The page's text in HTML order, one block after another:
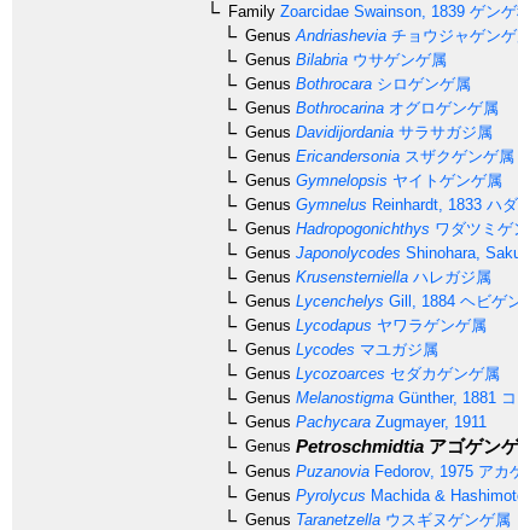
Family Zoarcidae Swainson, 1839 ゲン
Genus Andriashevia チョウジャゲン
Genus Bilabria ウサゲンゲ属
Genus Bothrocara シロゲンゲ属
Genus Bothrocarina オグロゲンゲ属
Genus Davidijordania サラサガジ属
Genus Ericandersonia スザクゲンゲ属
Genus Gymnelopsis ヤイトゲンゲ属
Genus Gymnelus Reinhardt, 1833 ハ
Genus Hadropogonichthys ワダツミゲ
Genus Japonolycodes Shinohara,
Genus Krusensterniella ハレガジ属
Genus Lycenchelys Gill, 1884 ヘビゲ
Genus Lycodapus ヤワラゲンゲ属
Genus Lycodes マユガジ属
Genus Lycozoarces セダカゲンゲ属
Genus Melanostigma Günther, 1881
Genus Pachycara Zugmayer, 1911
Genus Petroschmidtia アゴゲン
Genus Puzanovia Fedorov, 1975 アカ
Genus Pyrolycus Machida &
Genus Taranetzella ウスギヌゲンゲ属